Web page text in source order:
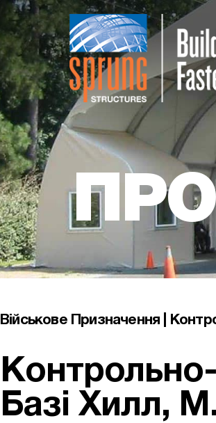
Військове Призначення |
Базі Хилл,